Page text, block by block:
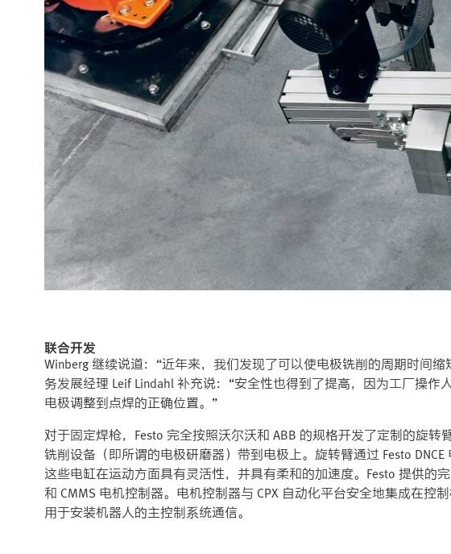
联合开发
Winberg 继续说道：“近年来，我们发现了可以使电极铣削的周期时间缩
务发展经理 Leif Lindahl 补充说：“安全性也得到了提高，因为工厂操
电极调整到点焊的正确位置。”
对于固定焊枪，Festo 完全按照沃尔沃和 ABB 的规格开发了定制的旋
铣削设备（即所谓的电极研磨器）带到电极上。旋转臂通过 Festo
这些电缸在运动方面具有灵活性，并具有柔和的加速度。Festo 提供的
和 CMMS 电机控制器。电机控制器与 CPX 自动化平台安全地集成在控
用于安装机器人的主控制系统通信。